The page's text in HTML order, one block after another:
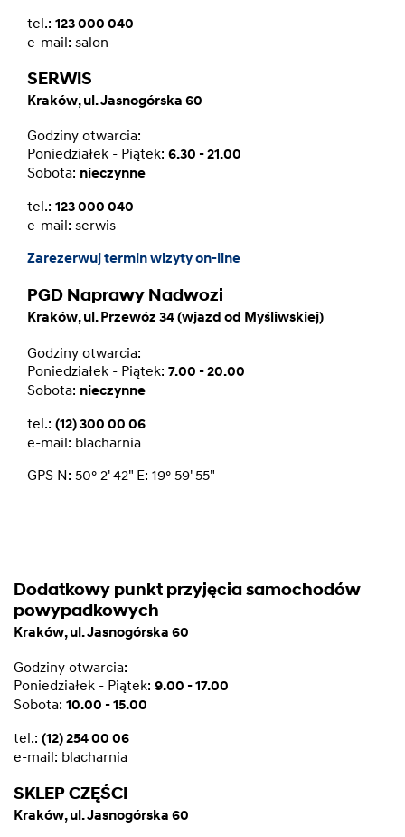
tel.: 123 000 040
e-mail: salon
SERWIS
Kraków, ul. Jasnogórska 60
Godziny otwarcia:
Poniedziałek - Piątek: 6.30 - 21.00
Sobota: nieczynne
tel.: 123 000 040
e-mail: serwis
Zarezerwuj termin wizyty on-line
PGD Naprawy Nadwozi
Kraków, ul. Przewóz 34 (wjazd od Myśliwskiej)
Godziny otwarcia:
Poniedziałek - Piątek: 7.00 - 20.00
Sobota: nieczynne
tel.: (12) 300 00 06
e-mail: blacharnia
GPS N: 50° 2' 42" E: 19° 59' 55"
Dodatkowy punkt przyjęcia samochodów
powypadkowych
Kraków, ul. Jasnogórska 60
Godziny otwarcia:
Poniedziałek - Piątek: 9.00 - 17.00
Sobota: 10.00 - 15.00
tel.: (12) 254 00 06
e-mail: blacharnia
SKLEP CZĘŚCI
Kraków, ul. Jasnogórska 60